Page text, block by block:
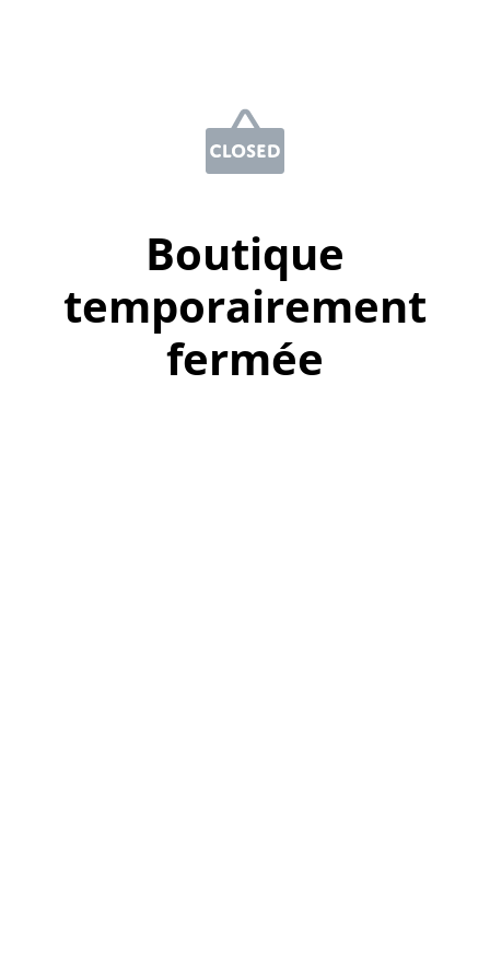
Boutique
temporairement
fermée